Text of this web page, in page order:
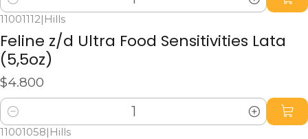
Cantidad
11001112| Hills
Feline z/d Ultra Food Sensitivities Lata
(5,5oz)
$4.800
Cantidad
11001058| Hills